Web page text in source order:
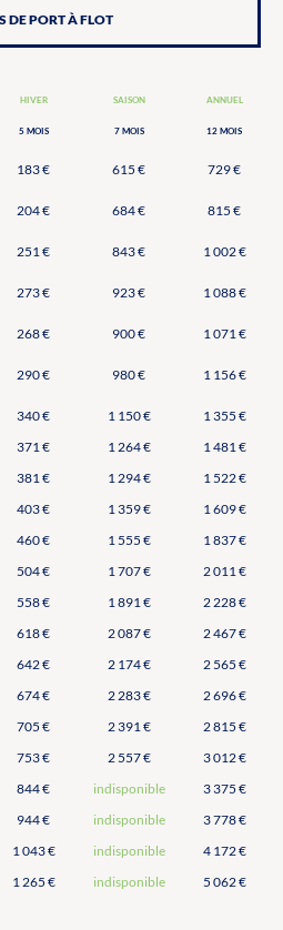
DE PORT À FLOT
HIVER SAISON ANNUEL
5 MOIS 7 MOIS 12 MOIS
183 € 615 €
729 €
204 € 684 € 815 €
251 € 843 €
1 002 €
273 € 923 € 1 088 €
268 € 900 €
1 071 €
290 € 980 € 1 156 €
340 € 1 150 €
1 355 €
371 € 1 264 €
1 481 €
381 € 1 294 €
1 522 €
403 € 1 359 €
1 609 €
460 € 1 555 €
1 837 €
504 € 1 707 €
2 011 €
558 € 1 891 €
2 228 €
618 € 2 087 €
2 467 €
642 € 2 174 €
2 565 €
674 € 2 283 €
2 696 €
705 € 2 391 €
2 815 €
753 € 2 557 €
3 012 €
844 € indisponible
3 375 €
944 € indisponible
3 778 €
1 043 € indisponible
4 172 €
1 265 € indisponible 5 062 €